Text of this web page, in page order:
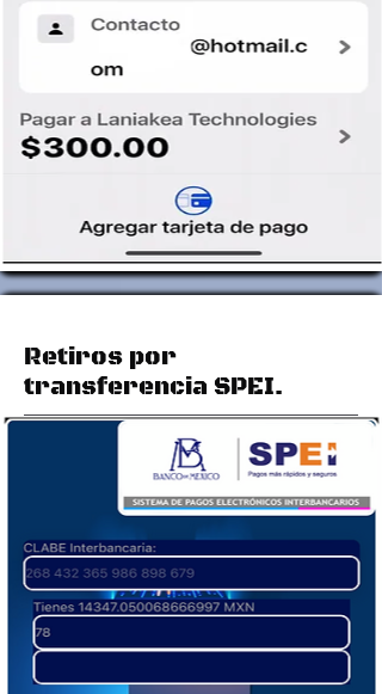
Retiros por
transferencia SPEI.